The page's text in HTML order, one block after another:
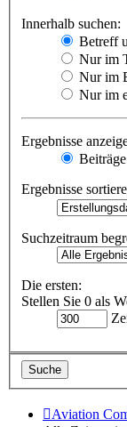
Innerhalb suchen:
Betreff
Nur im
Nur im
Nur im
Ergebnisse
Beiträge
Ergebnisse
Suchzeitraum
Die ersten:
Stellen Sie 0 als
Aviation